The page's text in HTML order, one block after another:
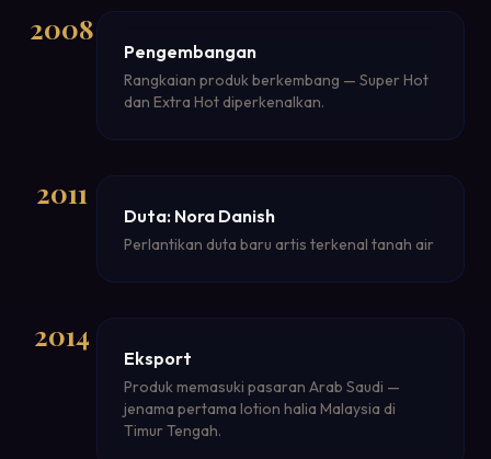
2008
Pengembangan
Rangkaian produk berkembang — Super Hot
dan Extra Hot diperkenalkan.
2011
Duta: Nora Danish
Perlantikan duta baru artis terkenal tanah air
2014
Eksport
Produk memasuki pasaran Arab Saudi —
jenama pertama lotion halia Malaysia di
Timur Tengah.